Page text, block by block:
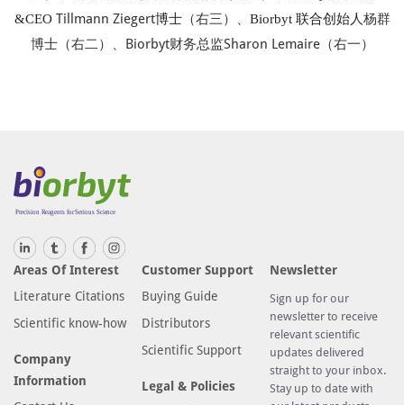
&CEO Tillmann Ziegert博士（右三）、 Biorbyt 联合创始人杨群
博士（右二）、Biorbyt财务总监Sharon Lemaire（右一）
Areas Of Interest
Literature Citations
Scientific know-how
Company
Information
Customer Support
Buying Guide
Distributors
Scientific Support
Legal & Policies
Newsletter
Sign up for our
newsletter to receive
relevant scientific
updates delivered
straight to your inbox.
Stay up to date with